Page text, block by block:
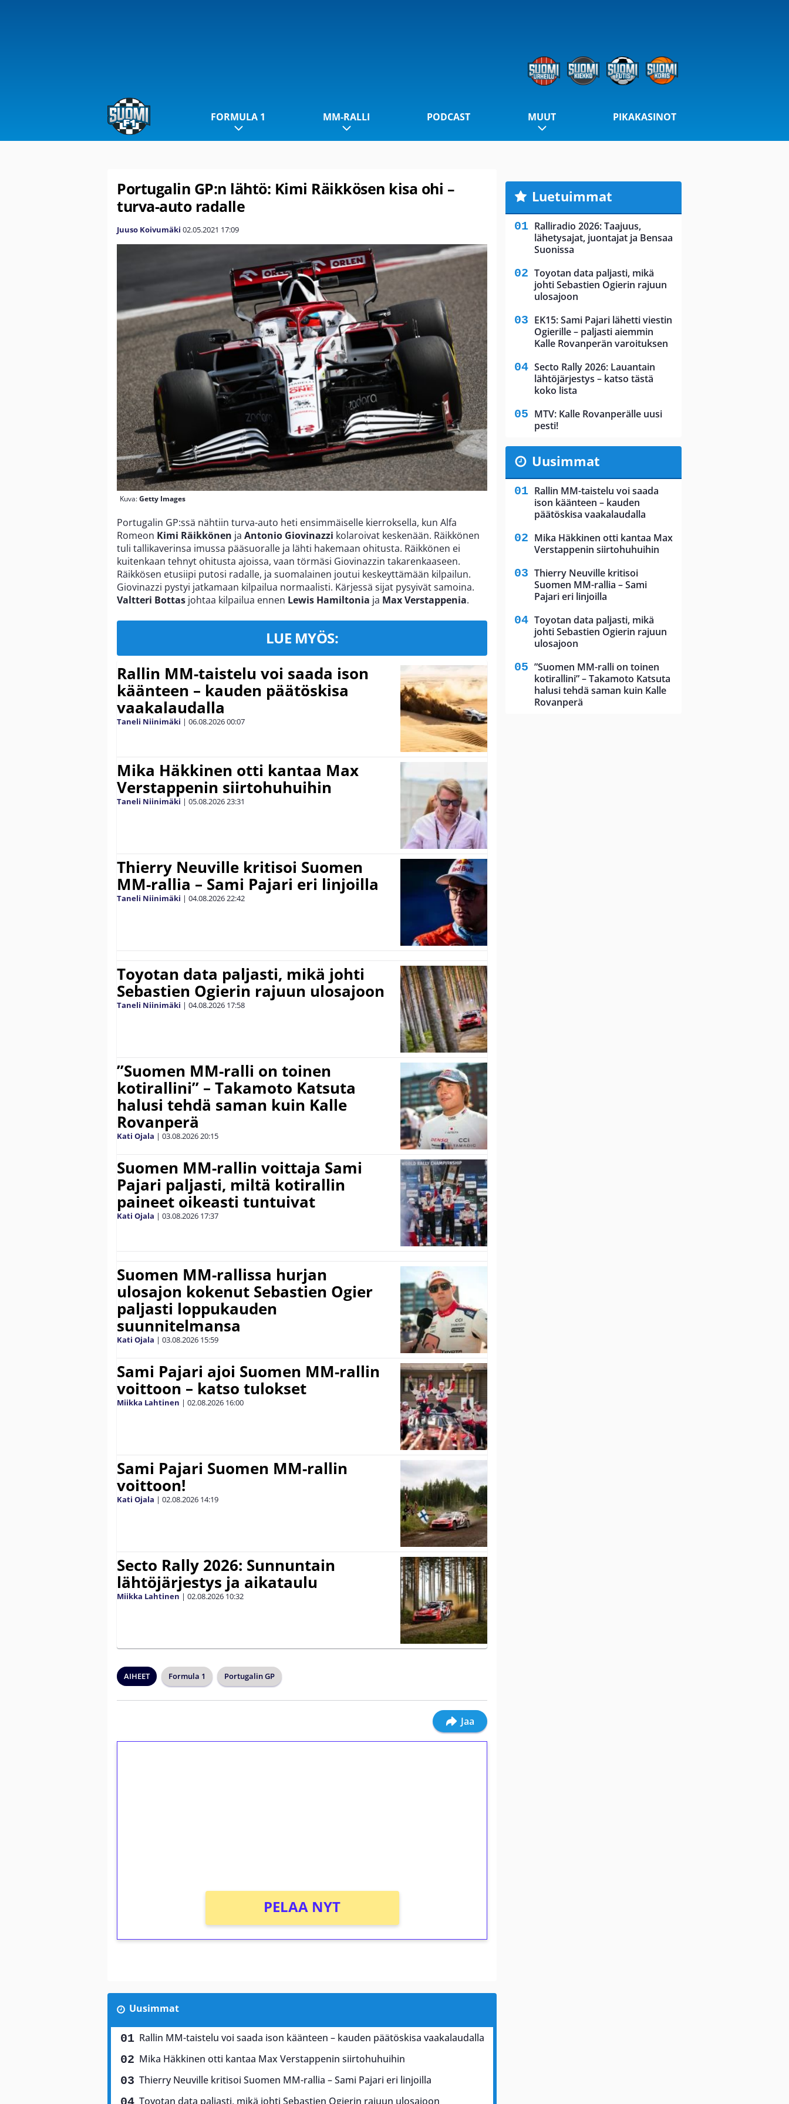
FORMULA 1 MM-RALLI PODCAST MUUT PIKAKASINOT
Portugalin GP:n lähtö: Kimi Räikkösen kisa ohi –
turva-auto radalle
Juuso Koivumäki 02.05.2021 17:09
Kuva:Getty Images
Portugalin GP:ssä nähtiin turva-auto heti ensimmäiselle kierroksella, kun Alfa
Romeon Kimi Räikkönen ja Antonio Giovinazzi kolaroivat keskenään. Räikkönen
tuli tallikaverinsa imussa pääsuoralle ja lähti hakemaan ohitusta. Räikkönen ei
kuitenkaan tehnyt ohitusta ajoissa, vaan törmäsi Giovinazzin takarenkaaseen.
Räikkösen etusiipi putosi radalle, ja suomalainen joutui keskeyttämään kilpailun.
Giovinazzi pystyi jatkamaan kilpailua normaalisti. Kärjessä sijat pysyivät samoina.
Valtteri Bottas johtaa kilpailua ennen Lewis Hamiltonia ja Max Verstappenia.
LUE MYÖS:
Rallin MM-taistelu voi saada ison
käänteen – kauden päätöskisa
vaakalaudalla
Taneli Niinimäki | 06.08.202600:07
Mika Häkkinen otti kantaa Max
Verstappenin siirtohuhuihin
Taneli Niinimäki | 05.08.202623:31
Thierry Neuville kritisoi Suomen
MM-rallia – Sami Pajari eri linjoilla
Taneli Niinimäki | 04.08.202622:42
Toyotan data paljasti, mikä johti
Sebastien Ogierin rajuun ulosajoon
Taneli Niinimäki | 04.08.2026 17:58
”Suomen MM-ralli on toinen
kotirallini” – Takamoto Katsuta
halusi tehdä saman kuin Kalle
Rovanperä
Kati Ojala | 03.08.202620:15
Suomen MM-rallin voittaja Sami
Pajari paljasti, miltä kotirallin
paineet oikeasti tuntuivat
Kati Ojala | 03.08.2026 17:37
Suomen MM-rallissa hurjan
ulosajon kokenut Sebastien Ogier
paljasti loppukauden
suunnitelmansa
Kati Ojala | 03.08.2026 15:59
Sami Pajari ajoi Suomen MM-rallin
voittoon – katso tulokset
Miikka Lahtinen | 02.08.2026 16:00
Sami Pajari Suomen MM-rallin
voittoon!
Kati Ojala | 02.08.2026 14:19
Secto Rally 2026: Sunnuntain
lähtöjärjestys ja aikataulu
Miikka Lahtinen | 02.08.2026 10:32
AIHEET Formula 1 Portugalin GP
Jaa
PELAA NYT
Uusimmat
Rallin MM-taistelu voi saada ison käänteen – kauden päätöskisa vaakalaudalla
Mika Häkkinen otti kantaa Max Verstappenin siirtohuhuihin
Thierry Neuville kritisoi Suomen MM-rallia – Sami Pajari eri linjoilla
Toyotan data paljasti, mikä johti Sebastien Ogierin rajuun ulosajoon
Luetuimmat
Ralliradio 2026: Taajuus,
lähetysajat, juontajat ja Bensaa
Suonissa
Toyotan data paljasti, mikä
johti Sebastien Ogierin rajuun
ulosajoon
EK15: Sami Pajari lähetti viestin
Ogierille – paljasti aiemmin
Kalle Rovanperän varoituksen
Secto Rally 2026: Lauantain
lähtöjärjestys – katso tästä
koko lista
MTV: Kalle Rovanperälle uusi
pesti!
Uusimmat
Rallin MM-taistelu voi saada
ison käänteen – kauden
päätöskisa vaakalaudalla
Mika Häkkinen otti kantaa Max
Verstappenin siirtohuhuihin
Thierry Neuville kritisoi
Suomen MM-rallia – Sami
Pajari eri linjoilla
Toyotan data paljasti, mikä
johti Sebastien Ogierin rajuun
ulosajoon
”Suomen MM-ralli on toinen
kotirallini” – Takamoto Katsuta
halusi tehdä saman kuin Kalle
Rovanperä